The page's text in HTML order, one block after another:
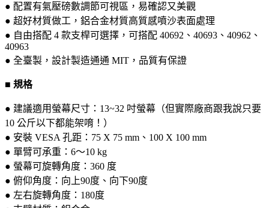
● 配置有氣壓磅數調節可視區，易確認又美觀
● 超好材質做工，鋁合金材質高質感噴沙表面處理
● 自由搭配 4 款支桿可選擇，可搭配 40692、40693、40962、
40963
● 全臺製，設計製造通通 MIT，品質有保證
■ 規格
● 建議適用螢幕尺寸：13~32 吋螢幕（但實際廠商跟我說只要
10 公斤以下都能架唷！）
● 安裝 VESA 孔距：75 X 75 mm、100 X 100 mm
● 單臂可承重：6～10 kg
● 螢幕可旋轉角度：360 度
● 俯仰角度：向上90度、向下90度
● 左右旋轉角度：180度